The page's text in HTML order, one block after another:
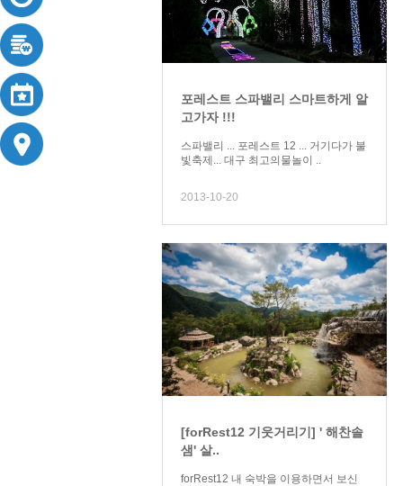
포레스트 스파밸리 스마트하게 알
고가자 !!!
스파밸리 ... 포레스트 12 ... 거기다가 불
빛축제... 대구 최고의물놀이 ..
2013-10-20
[forRest12 기웃거리기] ' 해찬솔
샘' 살..
forRest12 내 숙박을 이용하면서 보신